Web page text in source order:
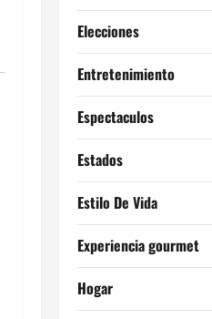
Elecciones
Entretenimiento
Espectaculos
Estados
Estilo De Vida
Experiencia gourmet
Hogar